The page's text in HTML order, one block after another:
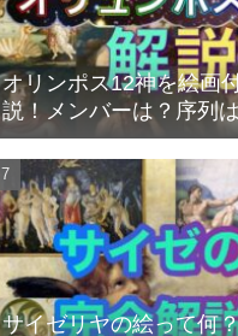
オリンポス12神を絵画
説！メンバーは？序列
サイゼリヤの絵って何